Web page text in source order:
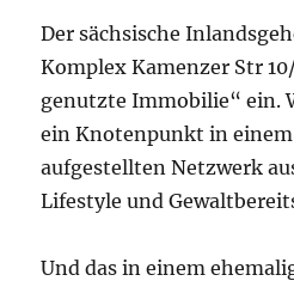
Der sächsische
Komplex Kamenzer Str
genutzte Immobilie“ ein.
ein Knotenpunkt in einem
aufgestellten Netzwerk
Lifestyle und
Und das in einem